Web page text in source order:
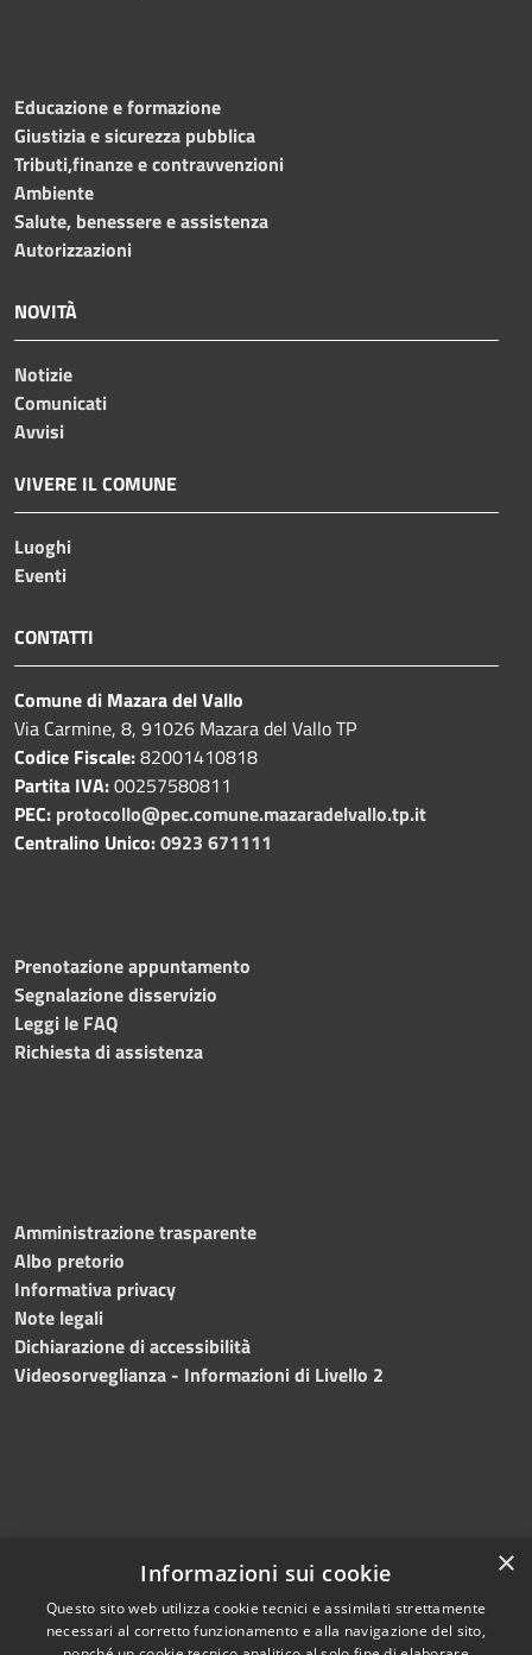
Educazione e formazione
Giustizia e sicurezza pubblica
Tributi,finanze e contravvenzioni
Ambiente
Salute, benessere e assistenza
Autorizzazioni
NOVITÀ
Notizie
Comunicati
Avvisi
VIVERE IL COMUNE
Luoghi
Eventi
CONTATTI
Comune di Mazara del Vallo
Via Carmine, 8, 91026 Mazara del Vallo TP
Codice Fiscale:82001410818
Partita IVA:00257580811
PEC: protocollo@pec.comune.mazaradelvallo.tp.it
Centralino Unico:0923 671111
Prenotazione appuntamento
Segnalazione disservizio
Leggi le FAQ
Richiesta di assistenza
Amministrazione trasparente
Albo pretorio
Informativa privacy
Note legali
Dichiarazione di accessibilità
Videosorveglianza - Informazioni di Livello 2
×
Informazioni sui cookie
Questo sito web utilizza cookie tecnici e assimilati strettamente
necessari al corretto funzionamento e alla navigazione del sito,